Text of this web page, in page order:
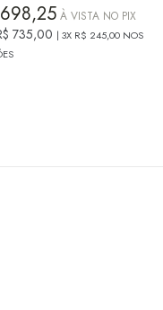
À VISTA NO PIX
735,00
3X R$ 245,00 NOS